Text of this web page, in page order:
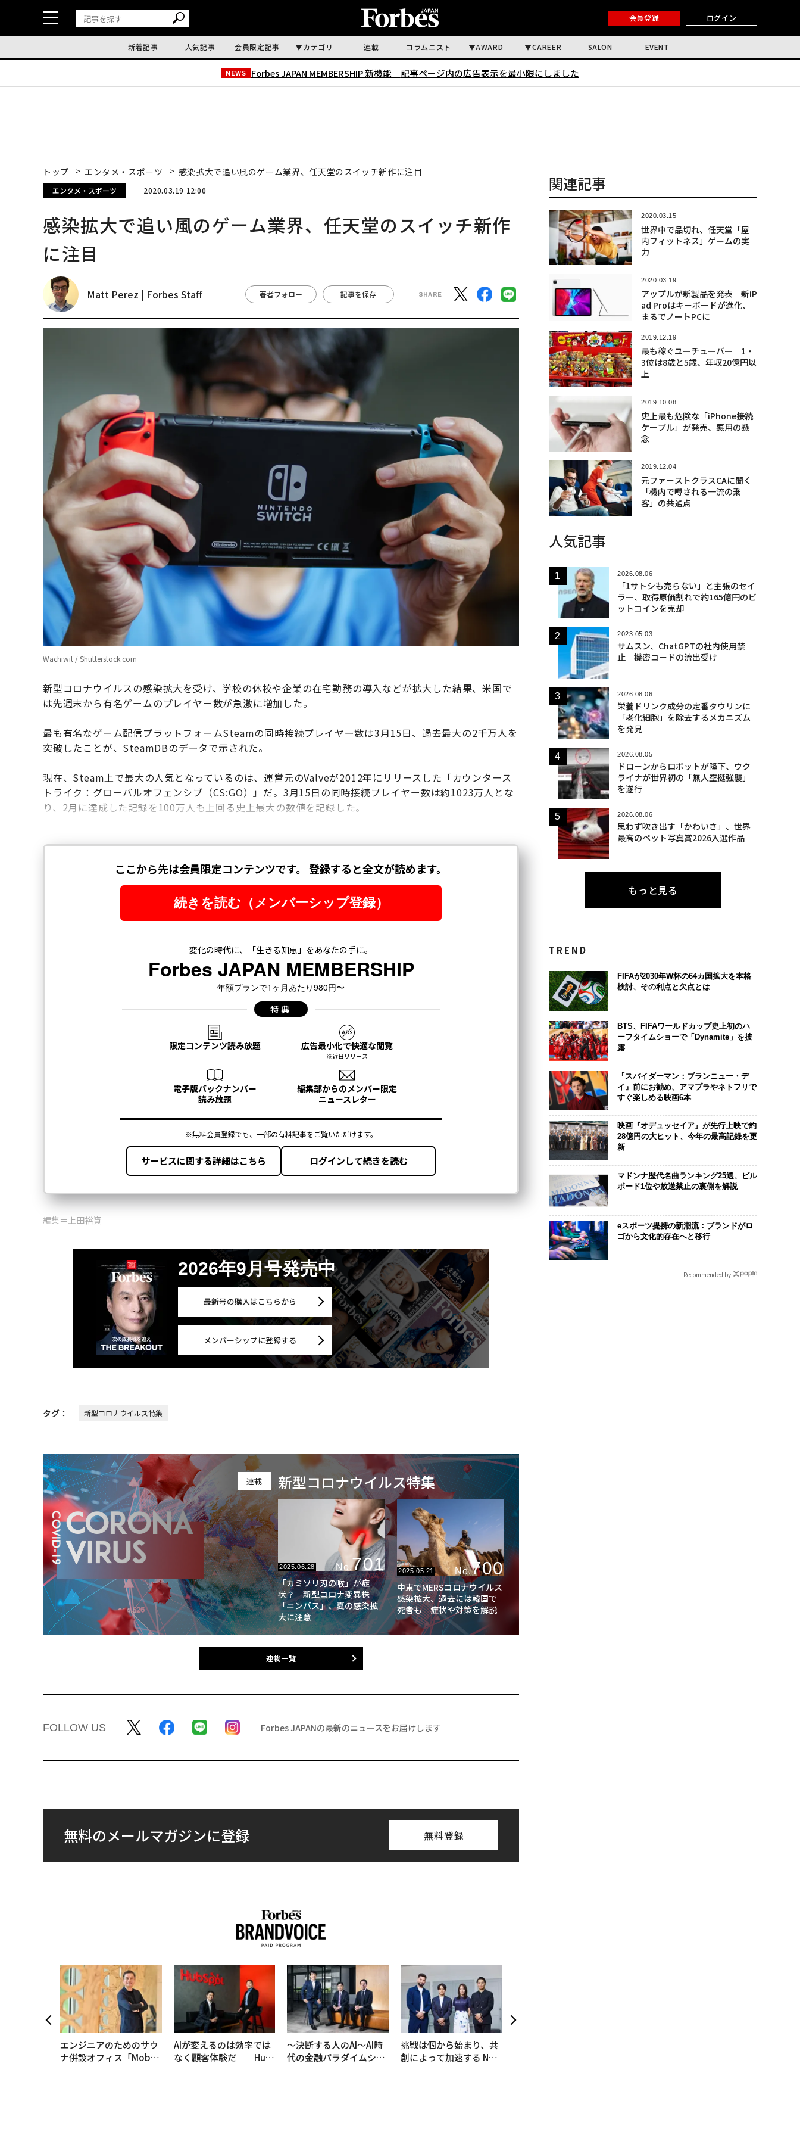
会員登録 ログイン
新着記事 人気記事 会員限定記事 カテゴリ 連載 コラムニスト AWARD CAREER SALON EVENT
NEWS Forbes JAPAN MEMBERSHIP 新機能｜ 記事ページ内の広告表示を最小限にしました
トップ エンタメ・スポーツ 感染拡大で追い風のゲーム業界、任天堂のスイッチ新作に注目
エンタメ・スポーツ 2020.03.19 12:00
感染拡大で追い風のゲーム業界、任天堂のスイッチ新作
に注目
Matt Perez | Forbes Staff 著者フォロー 記事を保存
Wachiwit / Shutterstock.com
新型コロナウイルスの感染拡大を受け、学校の休校や企業の在宅勤務の導入などが拡大した結果、米国で
は先週末から有名ゲームのプレイヤー数が急激に増加した。
最も有名なゲーム配信プラットフォームSteamの同時接続プレイヤー数は3月15日、過去最大の2千万人を
突破したことが、SteamDBのデータで示された。
現在、Steam上で最大の人気となっているのは、運営元のValveが2012年にリリースした「カウンタース
トライク：グローバルオフェンシブ（CS:GO）」だ。3月15日の同時接続プレイヤー数は約1023万人とな
り、2月に達成した記録を100万人も上回る史上最大の数値を記録した。
編集＝上田裕資
2026年9月号発売中
最新号の購入はこちらから
メンバーシップに登録する
タグ： 新型コロナウイルス特集
連載 新型コロナウイルス特集
2025.06.28 No.701
「カミソリ刃の喉」が症
状？ 新型コロナ変異株
「ニンバス」、夏の感染拡
大に注意
2025.05.21 No.700
中東でMERSコロナウイルス
感染拡大、過去には韓国で
死者も 症状や対策を解説
連載一覧
FOLLOW US Forbes JAPANの最新のニュースをお届けします
無料のメールマガジンに登録 無料登録
エンジニアのためのサウ
ナ併設オフィス「Mobiu
AIが変えるのは効率では
なく顧客体験だ──Hub
〜決断する人のAI〜AI時
代の金融パラダイムシフ
挑戦は個から始まり、共
創によって加速する NOR
関連記事
2020.03.15
世界中で品切れ、任天堂「屋
内フィットネス」ゲームの実
力
2020.03.19
アップルが新製品を発表 新iP
ad Proはキーボードが進化、
まるでノートPCに
2019.12.19
最も稼ぐユーチューバー 1・
3位は8歳と5歳、年収20億円以
上
2019.10.08
史上最も危険な「iPhone接続
ケーブル」が発売、悪用の懸
念
2019.12.04
元ファーストクラスCAに聞く
「機内で噂される一流の乗
客」の共通点
人気記事
2026.08.06
「1サトシも売らない」と主張のセイ
ラー、取得原価割れで約165億円のビ
ットコインを売却
2023.05.03
サムスン、ChatGPTの社内使用禁
止 機密コードの流出受け
2026.08.06
栄養ドリンク成分の定番タウリンに
「老化細胞」を除去するメカニズム
を発見
2026.08.05
ドローンからロボットが降下、ウク
ライナが世界初の「無人空挺強襲」
を遂行
2026.08.06
思わず吹き出す「かわいさ」、世界
最高のペット写真賞2026入選作品
もっと見る
TREND
FIFAが2030年W杯の64カ国拡大を本格
検討、その利点と欠点とは
BTS、FIFAワールドカップ史上初のハ
ーフタイムショーで「Dynamite」を披
露
『スパイダーマン：ブランニュー・デ
イ』前にお勧め、アマプラやネトフリで
すぐ楽しめる映画6本
映画『オデュッセイア』が先行上映で約
28億円の大ヒット、今年の最高記録を更
新
マドンナ歴代名曲ランキング25選、ビル
ボード1位や放送禁止の裏側を解説
eスポーツ提携の新潮流：ブランドがロ
ゴから文化的存在へと移行
Recommended by